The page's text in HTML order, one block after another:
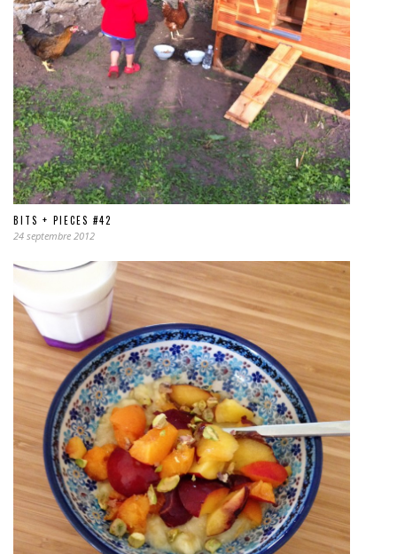
BITS + PIECES #42
24 septembre 2012